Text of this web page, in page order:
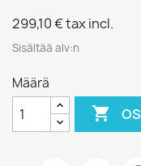
299,10 €tax incl.
Sisältää alv:n
Määrä
